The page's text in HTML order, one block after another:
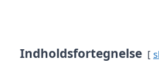
Indholdsfortegnelse